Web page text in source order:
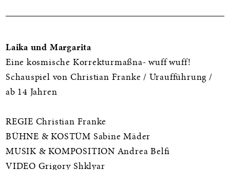
Laika und Margarita
Eine kosmische Korrekturmaßna- wuff wuff!
Schauspiel von Christian Franke / Uraufführung /
ab 14 Jahren
REGIE Christian Franke
BÜHNE & KOSTÜM Sabine Mäder
MUSIK & KOMPOSITION Andrea Belfi
VIDEO Grigory Shklyar